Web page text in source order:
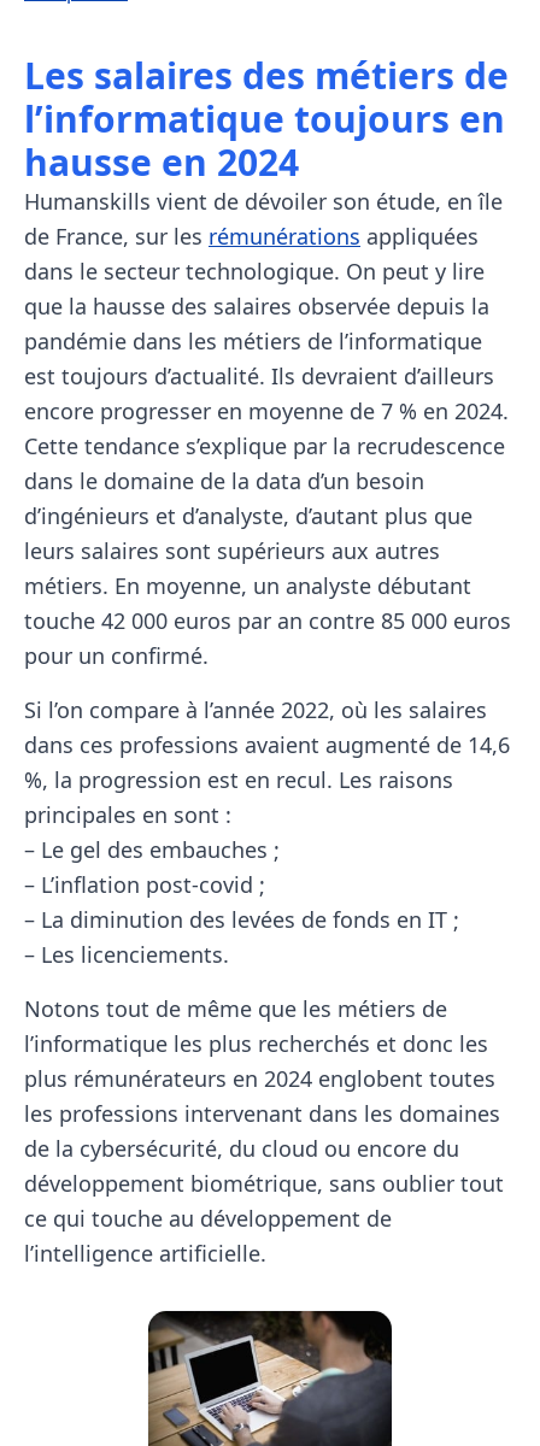
Les salaires des métiers de
l’informatique toujours en
hausse en 2024
Humanskills vient de dévoiler son étude, en île
de France, sur les rémunérations appliquées
dans le secteur technologique. On peut y lire
que la hausse des salaires observée depuis la
pandémie dans les métiers de l’informatique
est toujours d’actualité. Ils devraient d’ailleurs
encore progresser en moyenne de 7 % en 2024.
Cette tendance s’explique par la recrudescence
dans le domaine de la data d’un besoin
d’ingénieurs et d’analyste, d’autant plus que
leurs salaires sont supérieurs aux autres
métiers. En moyenne, un analyste débutant
touche 42 000 euros par an contre 85 000 euros
pour un confirmé.
Si l’on compare à l’année 2022, où les salaires
dans ces professions avaient augmenté de 14,6
%, la progression est en recul. Les raisons
principales en sont :
– Le gel des embauches ;
– L’inflation post-covid ;
– La diminution des levées de fonds en IT ;
– Les licenciements.
Notons tout de même que les métiers de
l’informatique les plus recherchés et donc les
plus rémunérateurs en 2024 englobent toutes
les professions intervenant dans les domaines
de la cybersécurité, du cloud ou encore du
développement biométrique, sans oublier tout
ce qui touche au développement de
l’intelligence artificielle.